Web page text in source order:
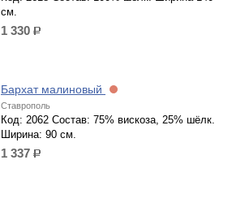
см.
1 330 р.
Бархат малиновый
Ставрополь
Код: 2062 Состав: 75% вискоза, 25% шёлк.
Ширина: 90 см.
1 337 р.